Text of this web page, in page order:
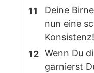
Deine
nun eine
Konsistenz!
Wenn Du
garnierst